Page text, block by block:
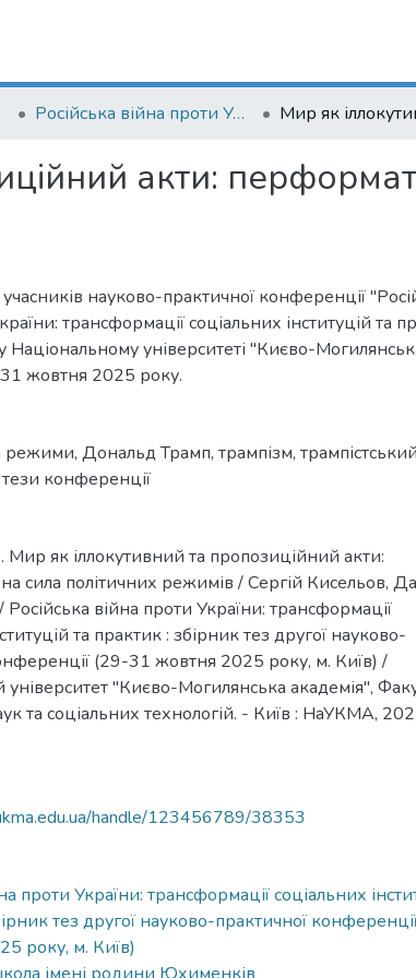
Російська війна проти України: трансформації соціальних інституцій та практик: збірник тез другої науково-практичної конференції (29 — 31 жовтня 2025 року, м. Київ)
акти:
науково-практичної конференції
трансформації соціальних інституцій та
Національному університеті "Києво-
жовтня 2025 року.
режими, Дональд Трамп, трампізм, трампістський
тези конференції
Мир як іллокутивний та пропозиційний акти:
сила політичних режимів / Сергій Кисельов,
Російська війна проти України: трансформації
та практик : збірник тез другої науково-
(29-31 жовтня 2025 року, м. Київ) /
"Києво-Могилянська академія",
та соціальних технологій. - Київ : НаУКМА,
handle/123456789/38353
проти України: трансформації соціальних
тез другої науково-практичної
року, м. Київ)